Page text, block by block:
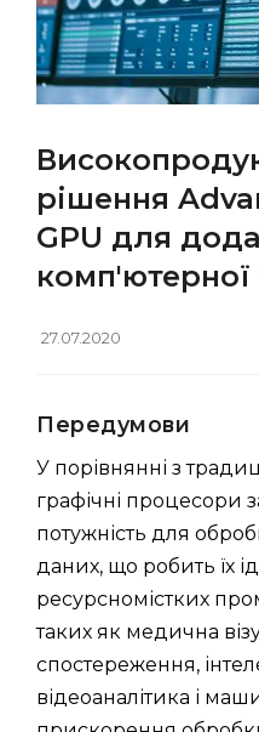
рішення
GPU для
комп'ютерної
27.07.2020
Передумови
У порівнянні з
графічні процесори
потужність для
даних, що робить їх
ресурсномістких
таких як медична
спостереження,
відеоаналітика і